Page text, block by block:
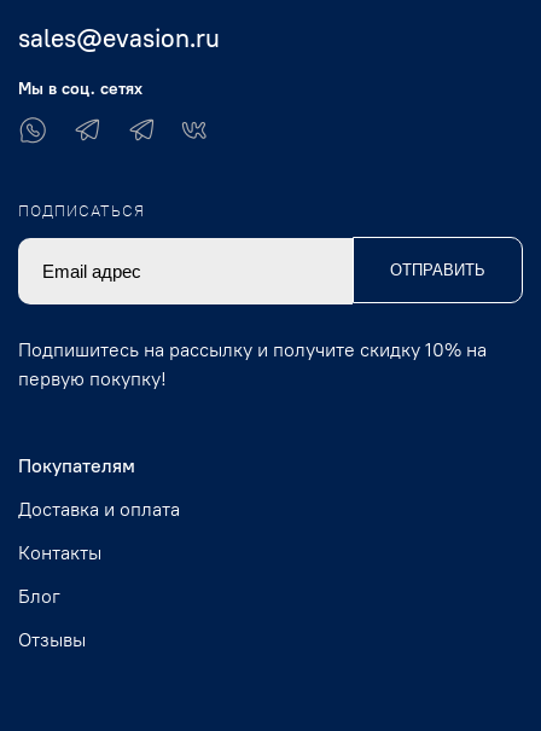
Покупателям
Доставка и оплата
Контакты
Блог
Отзывы
sales@evasion.ru
Мы в соц. сетях
ПОДПИСАТЬСЯ
ОТПРАВИТЬ
Подпишитесь на рассылку и получите скидку 10% на
первую покупку!